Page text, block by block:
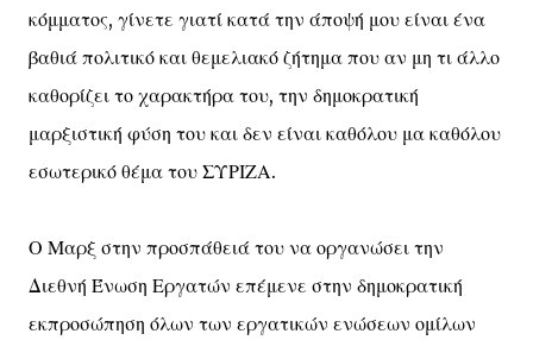
κόμματος, γίνετε γιατί κατά την άποψή μου είναι ένα
βαθιά πολιτικό και θεμελιακό ζήτημα που αν μη τι άλλο
καθορίζει το χαρακτήρα του, την δημοκρατική
μαρξιστική φύση του και δεν είναι καθόλου μα καθόλου
εσωτερικό θέμα του ΣΥΡΙΖΑ.
Ο Μαρξ στην προσπάθειά του να οργανώσει την
Διεθνή Ένωση Εργατών επέμενε στην δημοκρατική
εκπροσώπηση όλων των εργατικών ενώσεων ομίλων